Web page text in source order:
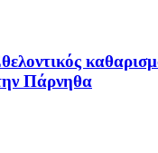
Πάρνηθα